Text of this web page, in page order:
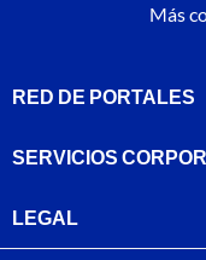
Más
RED DE PORTALES
SERVICIOS
LEGAL